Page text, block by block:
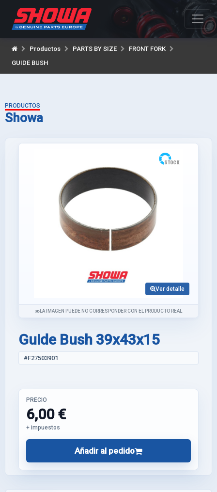
Productos PARTS BY SIZE
FRONT FORK
GUIDE BUSH
PRODUCTOS
Showa
Ver detalle
LA IMAGEN PUEDE NO CORRESPONDER CON EL PRODUCTO REAL
Guide Bush 39x43x15
#F27503901
PRECIO
6,00 €
+ impuestos
Añadir al pedido